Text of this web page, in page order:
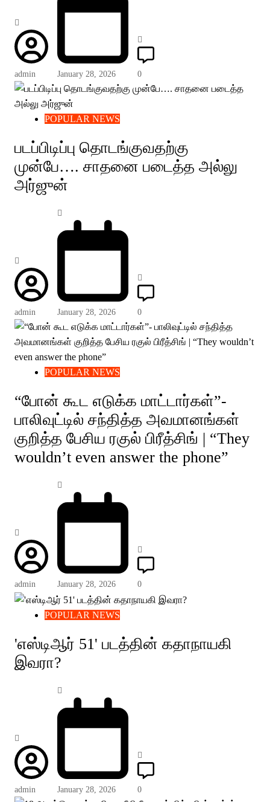
admin January 28, 2026 0
POPULAR NEWS
படப்பிடிப்பு தொடங்குவதற்கு
முன்பே…. சாதனை படைத்த அல்லு
அர்ஜுன்
admin January 28, 2026 0
POPULAR NEWS
“போன் கூட எடுக்க மாட்டார்கள்”-
பாலிவுட்டில் சந்தித்த அவமானங்கள்
குறித்த பேசிய ரகுல் பிரீத்சிங் | “They
wouldn’t even answer the phone”
admin January 28, 2026 0
POPULAR NEWS
'எஸ்டிஆர் 51' படத்தின் கதாநாயகி
இவரா?
admin January 28, 2026 0